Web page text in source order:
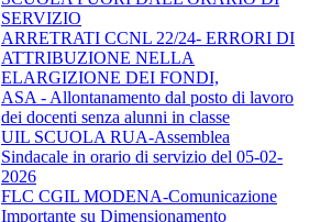
SERVIZIO
ARRETRATI CCNL 22/24- ERRORI DI
ATTRIBUZIONE NELLA
ELARGIZIONE DEI FONDI,
ASA - Allontanamento dal posto di lavoro
dei docenti senza alunni in classe
UIL SCUOLA RUA-Assemblea
Sindacale in orario di servizio del 05-02-
2026
FLC CGIL MODENA-Comunicazione
Importante su Dimensionamento